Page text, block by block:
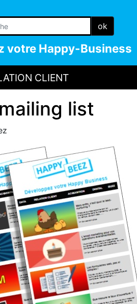
ok
votre Happy-Business
CLIENT
list